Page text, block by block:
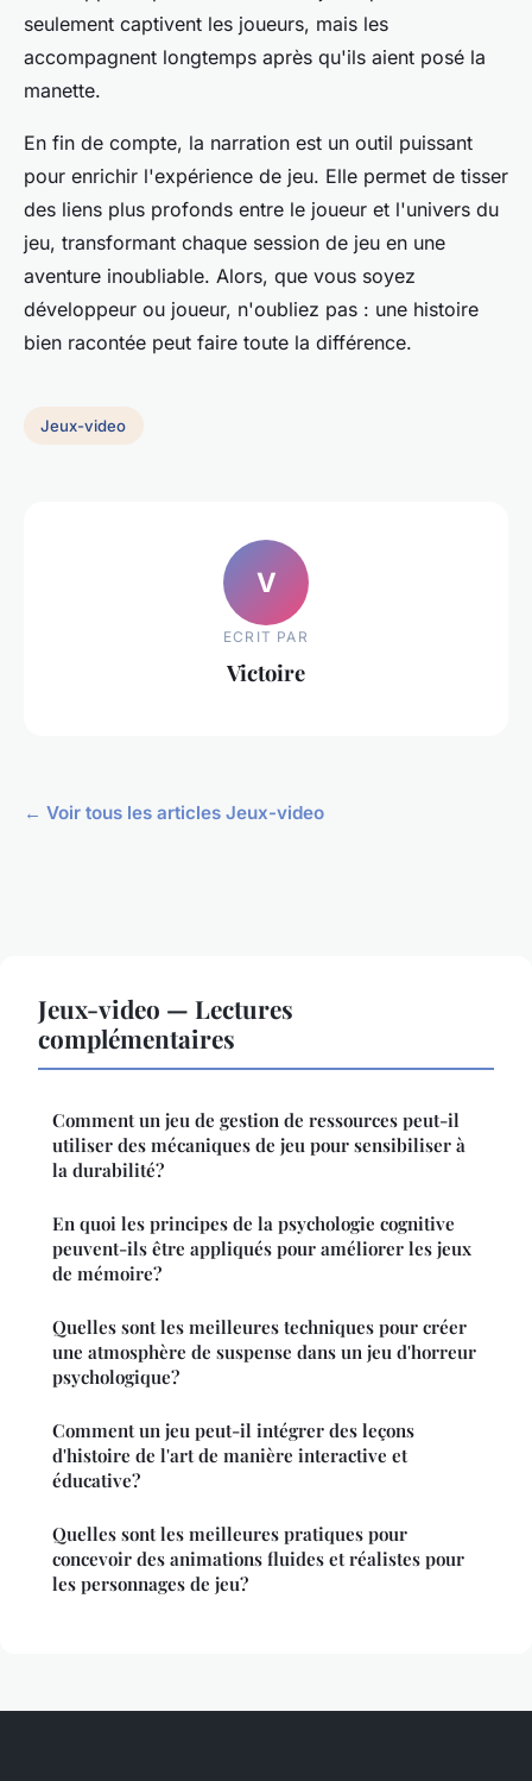
seulement captivent les joueurs, mais les
accompagnent longtemps après qu'ils aient posé la
manette.
En fin de compte, la narration est un outil puissant
pour enrichir l'expérience de jeu. Elle permet de tisser
des liens plus profonds entre le joueur et l'univers du
jeu, transformant chaque session de jeu en une
aventure inoubliable. Alors, que vous soyez
développeur ou joueur, n'oubliez pas : une histoire
bien racontée peut faire toute la différence.
Jeux-video
V
ECRIT PAR
Victoire
← Voir tous les articles Jeux-video
Jeux-video — Lectures
complémentaires
Comment un jeu de gestion de ressources peut-il
utiliser des mécaniques de jeu pour sensibiliser à
la durabilité?
En quoi les principes de la psychologie cognitive
peuvent-ils être appliqués pour améliorer les jeux
de mémoire?
Quelles sont les meilleures techniques pour créer
une atmosphère de suspense dans un jeu d'horreur
psychologique?
Comment un jeu peut-il intégrer des leçons
d'histoire de l'art de manière interactive et
éducative?
Quelles sont les meilleures pratiques pour
concevoir des animations fluides et réalistes pour
les personnages de jeu?